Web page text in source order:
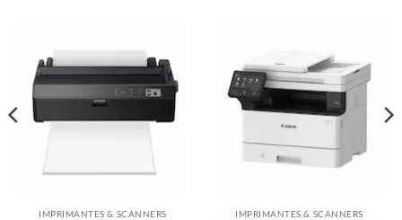
IMPRIMANTES & SCANNERS IMPRIMANTES & SCANNERS